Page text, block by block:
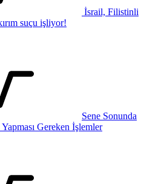
İsrail, Filistinli
suçu işliyor!
Sene Sonunda
Gereken İşlemler